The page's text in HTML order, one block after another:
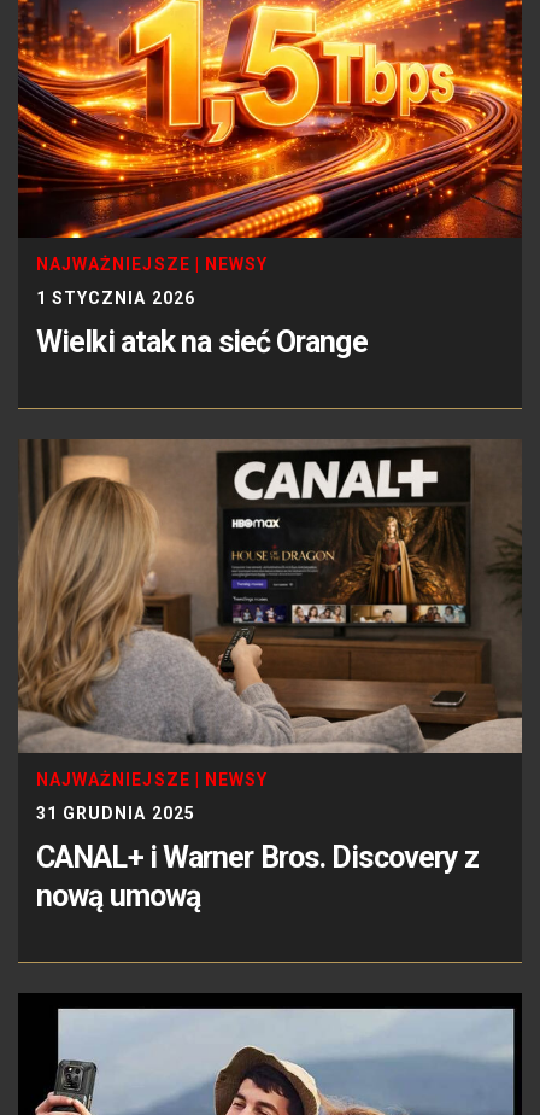
NAJWAŻNIEJSZE
NEWSY
1 STYCZNIA 2026
Wielki atak na sieć Orange
NAJWAŻNIEJSZE | NEWSY
31 GRUDNIA 2025
CANAL+ i Warner Bros. Discovery z
nową umową